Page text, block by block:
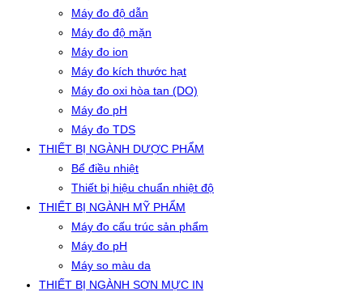
Máy đo độ dẫn
Máy đo độ mặn
Máy đo ion
Máy đo kích thước hạt
Máy đo oxi hòa tan (DO)
Máy đo pH
Máy đo TDS
THIẾT BỊ NGÀNH DƯỢC PHẨM
Bể điều nhiệt
Thiết bị hiệu chuẩn nhiệt độ
THIẾT BỊ NGÀNH MỸ PHẨM
Máy đo cấu trúc sản phẩm
Máy đo pH
Máy so màu da
THIẾT BỊ NGÀNH SƠN MỰC IN